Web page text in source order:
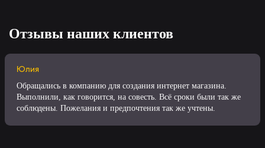
Отзывы наших клиентов
Юлия
Обращались в компанию для создания интернет магазина.
Выполнили, как говорится, на совесть. Всё сроки были так же
соблюдены. Пожелания и предпочтения так же учтены.